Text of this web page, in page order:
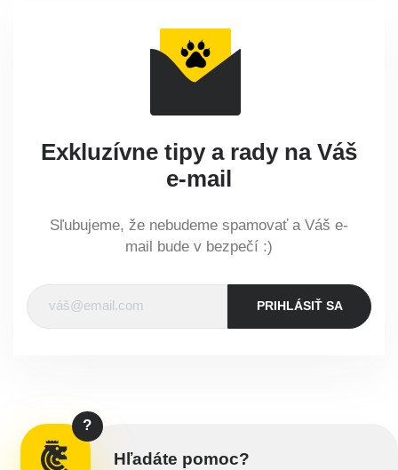
?
Hľadáte pomoc?
Exkluzívne tipy a rady na Váš
e-mail
Sľubujeme, že nebudeme spamovať a Váš e-
mail bude v bezpečí :)
PRIHLÁSIŤ SA